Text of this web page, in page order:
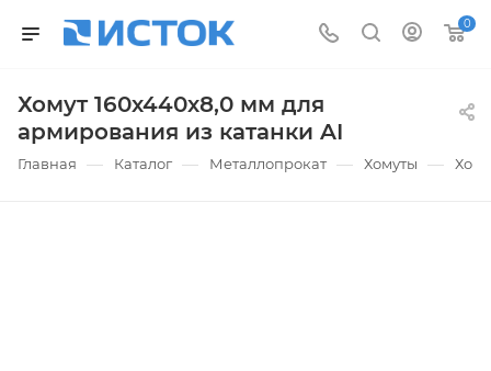
0
Хомут 160х440х8,0 мм для
армирования из катанки AI
Главная — Каталог — Металлопрокат — Хомуты —